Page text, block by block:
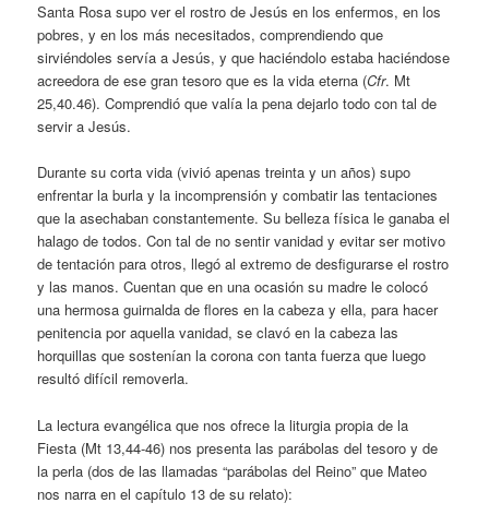
Santa Rosa supo ver el rostro de Jesús en los enfermos, en los
pobres, y en los más necesitados, comprendiendo que
sirviéndoles servía a Jesús, y que haciéndolo estaba haciéndose
acreedora de ese gran tesoro que es la vida eterna (Cfr. Mt
25,40.46). Comprendió que valía la pena dejarlo todo con tal de
servir a Jesús.
Durante su corta vida (vivió apenas treinta y un años) supo
enfrentar la burla y la incomprensión y combatir las tentaciones
que la asechaban constantemente. Su belleza física le ganaba el
halago de todos. Con tal de no sentir vanidad y evitar ser motivo
de tentación para otros, llegó al extremo de desfigurarse el rostro
y las manos. Cuentan que en una ocasión su madre le colocó
una hermosa guirnalda de flores en la cabeza y ella, para hacer
penitencia por aquella vanidad, se clavó en la cabeza las
horquillas que sostenían la corona con tanta fuerza que luego
resultó difícil removerla.
La lectura evangélica que nos ofrece la liturgia propia de la
Fiesta (Mt 13,44-46) nos presenta las parábolas del tesoro y de
la perla (dos de las llamadas “parábolas del Reino” que Mateo
nos narra en el capítulo 13 de su relato):